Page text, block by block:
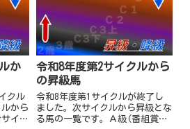
か
クル
から
イク
令和8年度第2サイクルから
の昇級馬
令和8年度第1サイクルが終了し
ました。次サイクルから昇級とな
る馬の一覧です。Ａ級(番組賞金